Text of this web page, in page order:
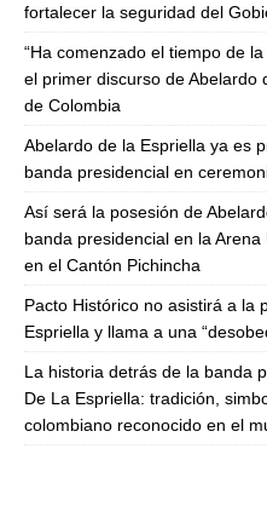
fortalecer la seguridad del
“Ha comenzado el tiempo de
el primer discurso de Abelardo
de Colombia
Abelardo de la Espriella ya es
banda presidencial en
Así será la posesión de
banda presidencial en la
en el Cantón Pichincha
Pacto Histórico no asistirá a la
Espriella y llama a una
La historia detrás de la banda
De La Espriella: tradición,
colombiano reconocido en el